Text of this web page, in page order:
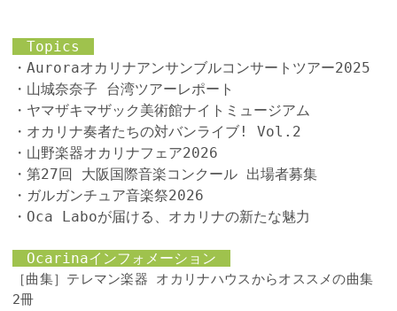
Topics
・Auroraオカリナアンサンブルコンサートツアー2025
・山城奈奈子 台湾ツアーレポート
・ヤマザキマザック美術館ナイトミュージアム
・オカリナ奏者たちの対バンライブ! Vol.2
・山野楽器オカリナフェア2026
・第27回 大阪国際音楽コンクール 出場者募集
・ガルガンチュア音楽祭2026
・Oca Laboが届ける、オカリナの新たな魅力
Ocarinaインフォメーション
［曲集］テレマン楽器 オカリナハウスからオススメの曲集
2冊